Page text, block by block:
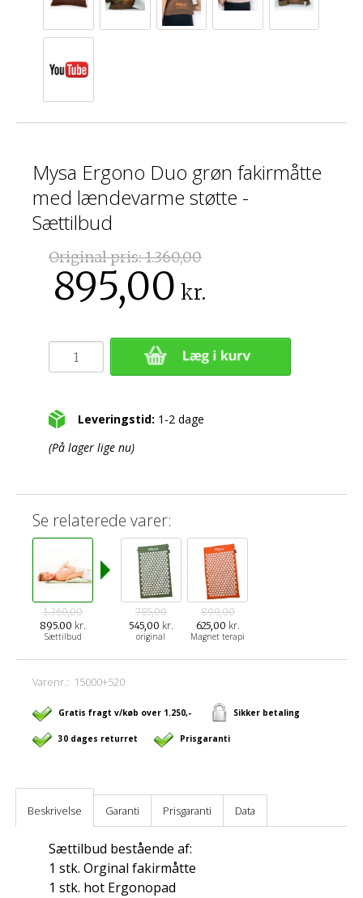
Mysa Ergono Duo grøn fakirmåtte
med lændevarme støtte -
Sættilbud
Original pris:1.360,00
895,00 kr.
Leveringstid: 1-2 dage
(På lager lige nu)
Se relaterede varer:
1.360,00
895.00 kr.
Sættilbud
785,00
545,00 kr.
original
899,00
625,00 kr.
Magnet terapi
Varenr.: 15000+520
Gratis fragt v/køb over 1.250,- Sikker betaling
30 dages returret Prisgaranti
Beskrivelse Garanti Prisgaranti Data
Sættilbud bestående af:
1 stk. Orginal fakirmåtte
1 stk. hot Ergonopad